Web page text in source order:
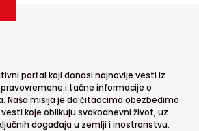
portal koji donosi najnovije vesti iz
i tačne informacije o
Naša misija je da čitaocima obezbedimo
koje oblikuju svakodnevni život, uz
događaja u zemlji i inostranstvu.